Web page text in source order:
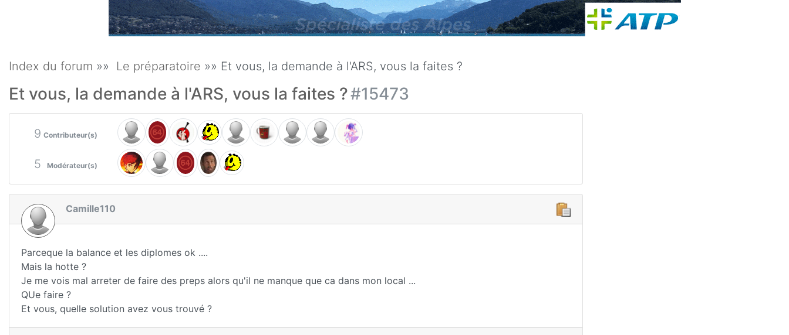
Index du forum »» Le préparatoire »» Et vous, la demande à l'ARS, vous la faites ?
Et vous, la demande à l'ARS, vous la faites ?#15473
9 Contributeur(s)
5 Modérateur(s)
Camille110
Parceque la balance et les diplomes ok ....
Mais la hotte ?
Je me vois mal arreter de faire des preps alors qu'il ne manque que ca dans mon local ...
QUe faire ?
Et vous, quelle solution avez vous trouvé ?